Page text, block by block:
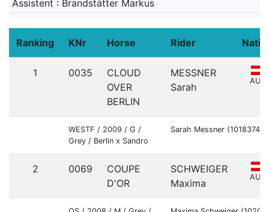
Assistent : Brandstätter Markus
Ranking KNr Horse Rider
1 0035
CLOUD
OVER
BERLIN
MESSNER
Sarah
AUT
WESTF / 2009 / G /
Grey / Berlin x Sandro
Sarah Messner (10183744)
2 0069
COUPE
D'OR
SCHWEIGER
Maxima
AUT